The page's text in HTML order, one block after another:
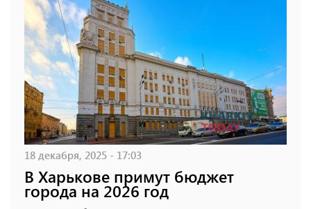
18 декабря, 2025 - 17:03
В Харькове примут бюджет
города на 2026 год